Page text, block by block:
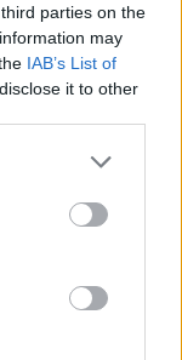
parties on the
may
IAB’s List of
it to other
more Google
may click to
party tags to
below Google